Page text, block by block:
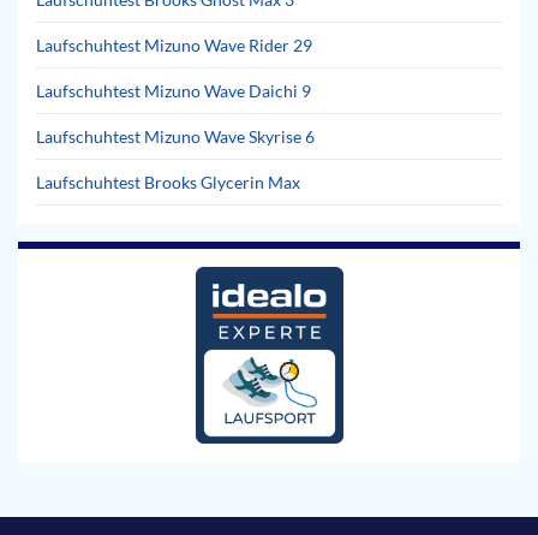
Laufschuhtest Mizuno Wave Rider 29
Laufschuhtest Mizuno Wave Daichi 9
Laufschuhtest Mizuno Wave Skyrise 6
Laufschuhtest Brooks Glycerin Max